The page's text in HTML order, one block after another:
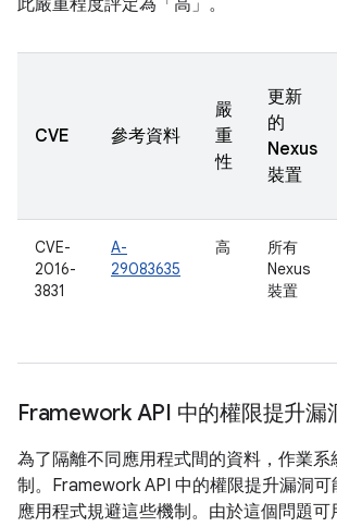
此嚴重程度評定為「高」。
CVE 參考資料
嚴
重
性
更新
的
Nexus
裝置
CVE-
2016-
3831
A-
29083635
高
所有
Nexus
裝置
Framework API 中的權限提升漏
為了隔離不同應用程式間的資料，作業
制。Framework API 中的權限提升漏洞
應用程式規避這些機制。由於這個問題